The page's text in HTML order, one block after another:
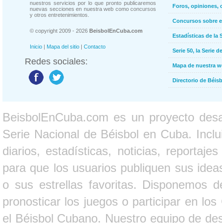
nuestros servicios por lo que pronto publicaremos
nuevas secciones en nuestra web como concursos
y otros entretenimientos.
© copyright 2009 - 2026 BeisbolEnCuba.com
Inicio | Mapa del sitio | Contacto
Redes sociales:
Foros, opiniones,
Concursos sobre
Estadísticas de la
Serie 50, la Serie
Mapa de nuestra
Directorio de
BeisbolEnCuba.com es un proyecto
Serie Nacional de Béisbol en Cuba.
diarios, estadísticas, noticias,
para que los usuarios publiquen sus
o sus estrellas favoritas. Disponemos
pronosticar los juegos o participar en
el Béisbol Cubano. Nuestro equipo de